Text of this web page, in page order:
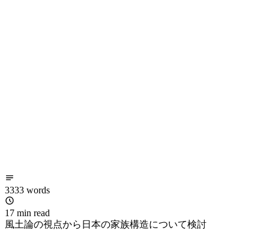
3333 words
17 min read
風土論の視点から日本の家族構造について検討